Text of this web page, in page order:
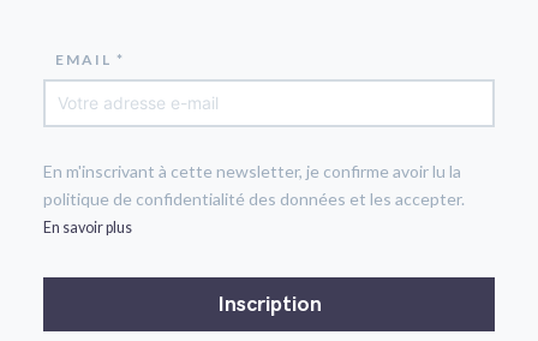
EMAIL *
En m'inscrivant à cette newsletter, je confirme avoir lu la
politique de confidentialité des données et les accepter.
En savoir plus